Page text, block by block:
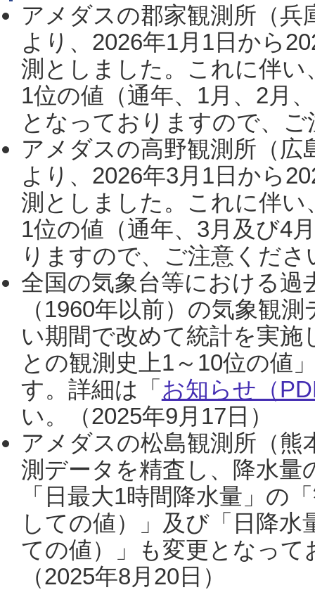
アメダスの郡家観測所（
より、2026年1月1日から
測としました。これに伴い
1位の値（通年、1月、2月
となっておりますので、
アメダスの高野観測所（
より、2026年3月1日から
測としました。これに伴い
1位の値（通年、3月及び4
りますので、ご注意くだ
全国の気象台等における過
（1960年以前）の気象観
い期間で改めて統計を実
との観測史上1～10位の値
す。詳細は「 お知らせ（
い。（2025年9月17日）
アメダスの松島観測所（熊
測データを精査し、降水
「日最大1時間降水量」の
しての値）」及び「日降
ての値）」も変更となっ
（2025年8月20日）